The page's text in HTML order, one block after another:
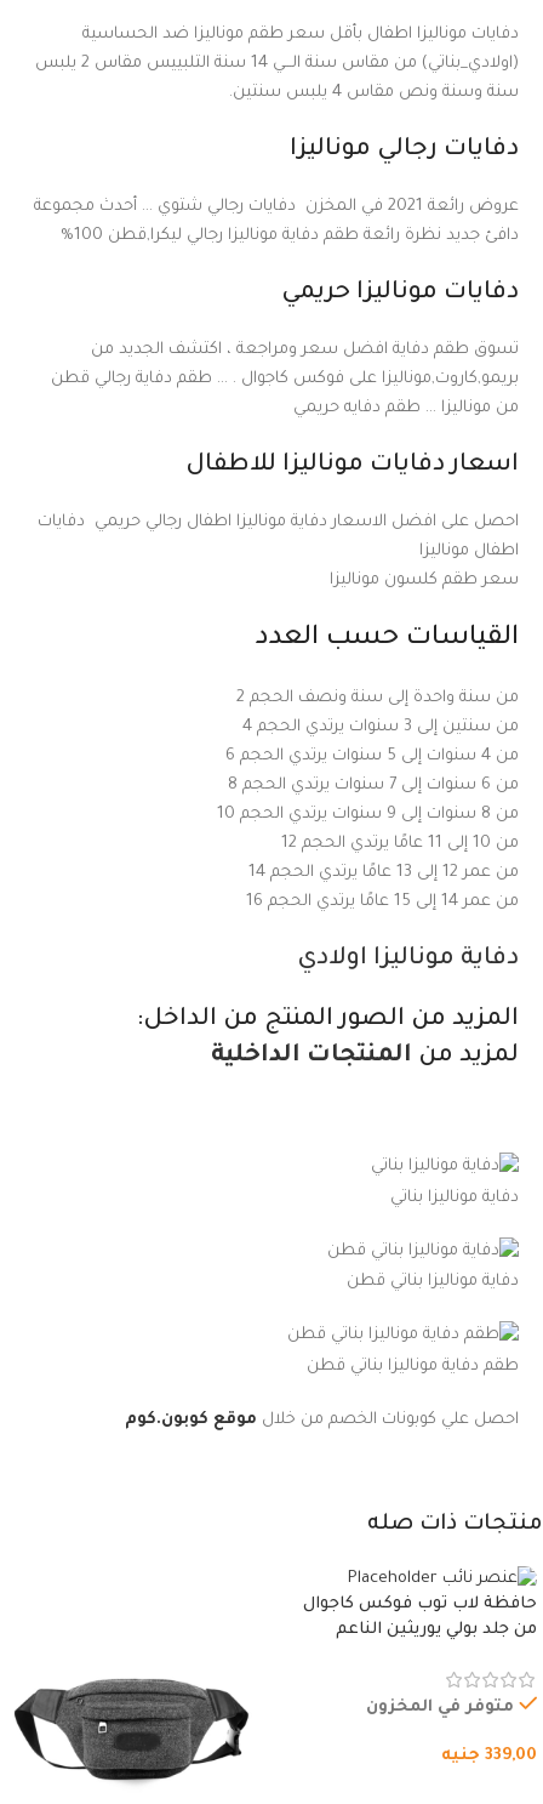
دفايات موناليزا اطفال بأقل سعر طقم موناليزا ضد الحساسية
(اولادي_بناتي) من مقاس سنة الـــي 14 سنة التلبييس مقاس 2 يلبس
سنة وسنة ونص مقاس 4 يلبس سنتين.
دفايات رجالي موناليزا
عروض رائعة 2021 في المخزن دفايات رجالي شتوي … أحدث مجموعة
دافئ جديد نظرة رائعة طقم دفاية موناليزا رجالي ليكرا,قطن 100%
دفايات موناليزا حريمي
تسوق طقم دفاية افضل سعر ومراجعة ، اكتشف الجديد من
بريمو,كاروت,موناليزا على فوكس كاجوال . … طقم دفاية رجالي قطن
من موناليزا … طقم دفايه حريمي
اسعار دفايات موناليزا للاطفال
احصل على افضل الاسعار دفاية موناليزا اطفال رجالي حريمي دفايات
اطفال موناليزا
سعر طقم كلسون موناليزا
القياسات حسب العدد
من سنة واحدة إلى سنة ونصف الحجم 2
من سنتين إلى 3 سنوات يرتدي الحجم 4
من 4 سنوات إلى 5 سنوات يرتدي الحجم 6
من 6 سنوات إلى 7 سنوات يرتدي الحجم 8
من 8 سنوات إلى 9 سنوات يرتدي الحجم 10
من 10 إلى 11 عامًا يرتدي الحجم 12
من عمر 12 إلى 13 عامًا يرتدي الحجم 14
من عمر 14 إلى 15 عامًا يرتدي الحجم 16
دفاية موناليزا اولادي
المزيد من الصور المنتج من الداخل:
لمزيد من المنتجات الداخلية
دفاية موناليزا بناتي
دفاية موناليزا بناتي قطن
طقم دفاية موناليزا بناتي قطن
احصل علي كوبونات الخصم من خلال موقع كوبون.كوم
منتجات ذات صله
حافظة لاب توب فوكس كاجوال
من جلد بولي يوريثين الناعم
وسوستة.
متوفر في المخزون
339,00 جنيه